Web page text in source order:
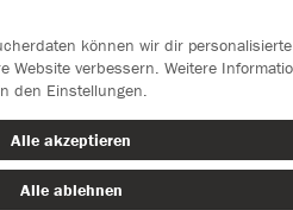
können wir dir personalisierte
Website verbessern. Weitere
den Einstellungen.
Alle akzeptieren
Alle ablehnen